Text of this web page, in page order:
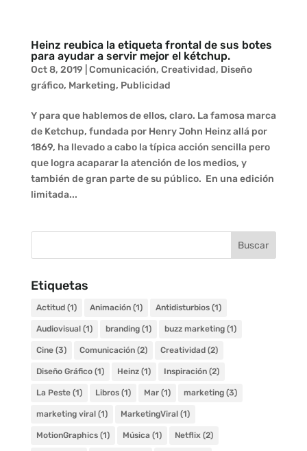
Heinz reubica la etiqueta frontal de sus botes
para ayudar a servir mejor el kétchup.
Oct 8, 2019 Comunicación, Creatividad, Diseño
gráfico, Marketing, Publicidad
Y para que hablemos de ellos, claro. La famosa marca
de Ketchup, fundada por Henry John Heinz allá por
1869, ha llevado a cabo la típica acción sencilla pero
que logra acaparar la atención de los medios, y
también de gran parte de su público. En una edición
limitada...
Etiquetas
Actitud(1) Animación(1) Antidisturbios(1)
Audiovisual(1) branding(1) buzz marketing(1)
Cine(3) Comunicación(2) Creatividad(2)
Diseño Gráfico(1) Heinz(1) Inspiración(2)
La Peste(1) Libros(1) Mar(1) marketing(3)
marketing viral(1) MarketingViral(1)
MotionGraphics(1) Música (1) Netflix(2)